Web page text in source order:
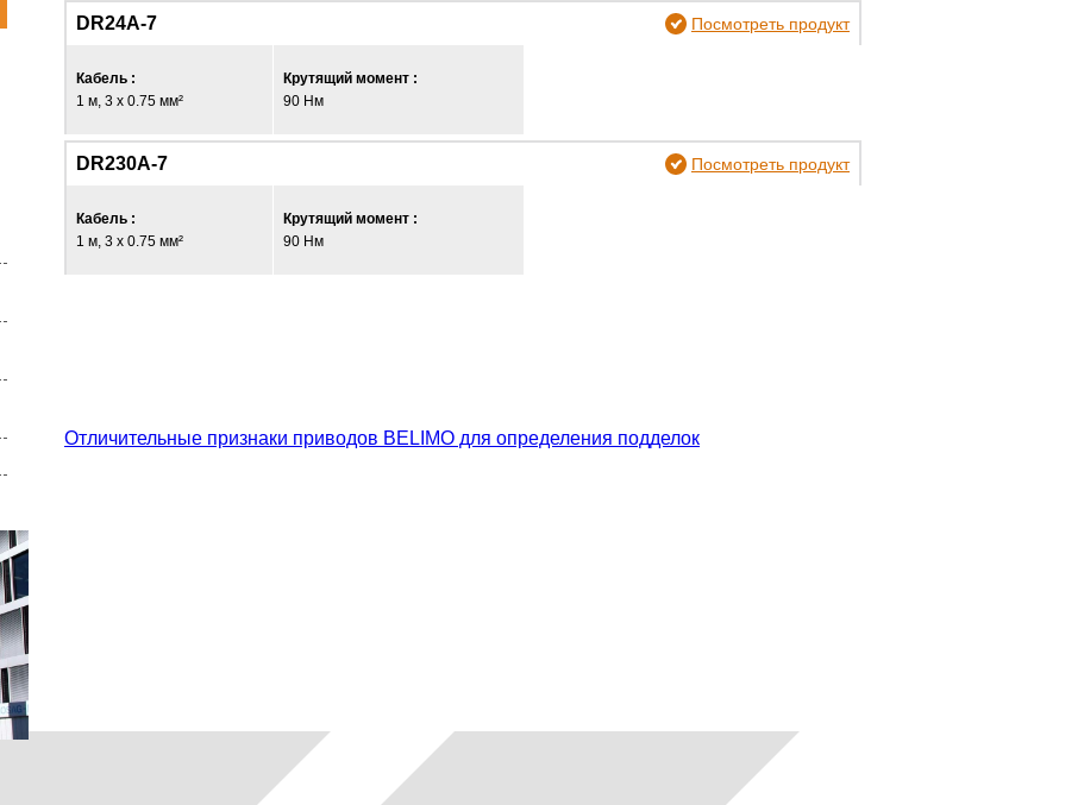
DR24A-7 Посмотреть продукт
Кабель :
1 м, 3 x 0.75 мм²
Крутящий момент :
90 Нм
DR230A-7 Посмотреть продукт
Кабель :
1 м, 3 x 0.75 мм²
Крутящий момент :
90 Нм
Отличительные признаки приводов BELIMO для определения подделок